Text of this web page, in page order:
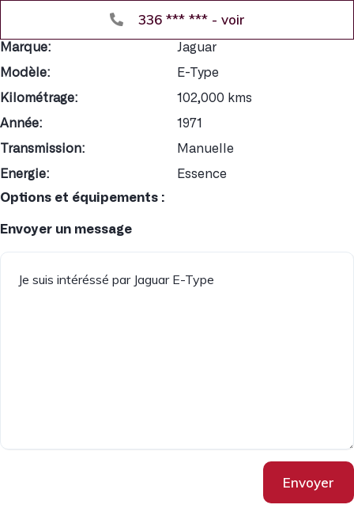
336 *** *** - voir
Marque:
Jaguar
Modèle:
E-Type
Kilométrage:
102,000 kms
Année:
1971
Transmission:
Manuelle
Energie:
Essence
Options et équipements :
Envoyer un message
Envoyer